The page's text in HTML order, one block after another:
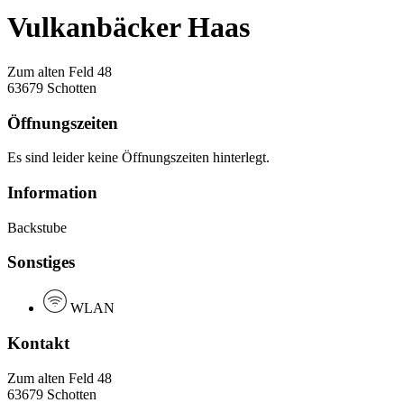
Vulkanbäcker Haas
Zum alten Feld 48
63679 Schotten
Öffnungszeiten
Es sind leider keine Öffnungszeiten hinterlegt.
Information
Backstube
Sonstiges
WLAN
Kontakt
Zum alten Feld 48
63679 Schotten